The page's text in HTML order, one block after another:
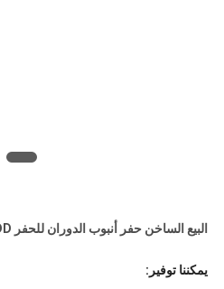
البيع الساخن حفر أنبوب الدوران للحفر HDD للحفر البئر
يمكننا توفير: